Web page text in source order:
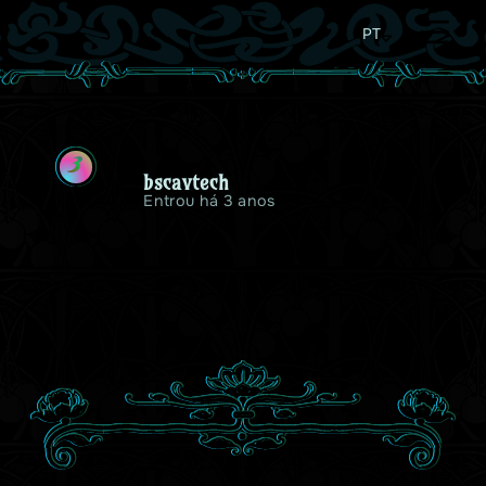
PT
B
bscavtech
Entrou há 3 anos